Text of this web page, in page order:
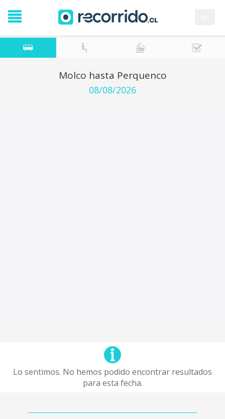
Molco hasta Perquenco
08/08/2026
Lo sentimos. No hemos podido encontrar resultados
para esta fecha.